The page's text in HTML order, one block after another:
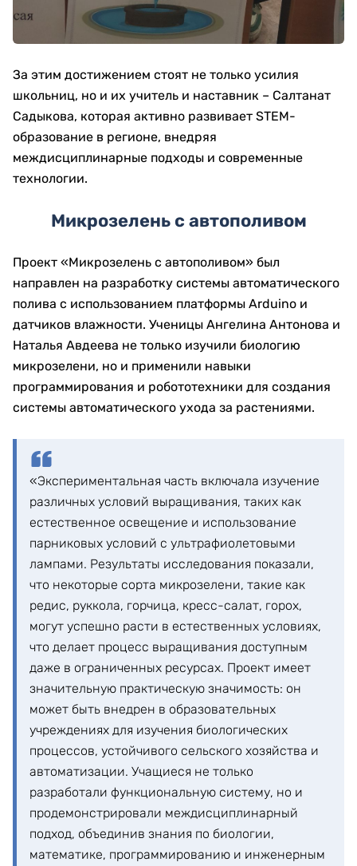
За этим достижением стоят не только усилия
школьниц, но и их учитель и наставник – Салтанат
Садыкова, которая активно развивает STEM-
образование в регионе, внедряя
междисциплинарные подходы и современные
технологии.
Микрозелень с автополивом
Проект «Микрозелень с автополивом» был
направлен на разработку системы автоматического
полива с использованием платформы Arduino и
датчиков влажности. Ученицы Ангелина Антонова и
Наталья Авдеева не только изучили биологию
микрозелени, но и применили навыки
программирования и робототехники для создания
системы автоматического ухода за растениями.
«Экспериментальная часть включала изучение
различных условий выращивания, таких как
естественное освещение и использование
парниковых условий с ультрафиолетовыми
лампами. Результаты исследования показали,
что некоторые сорта микрозелени, такие как
редис, руккола, горчица, кресс-салат, горох,
могут успешно расти в естественных условиях,
что делает процесс выращивания доступным
даже в ограниченных ресурсах. Проект имеет
значительную практическую значимость: он
может быть внедрен в образовательных
учреждениях для изучения биологических
процессов, устойчивого сельского хозяйства и
автоматизации. Учащиеся не только
разработали функциональную систему, но и
продемонстрировали междисциплинарный
подход, объединив знания по биологии,
математике, программированию и инженерным